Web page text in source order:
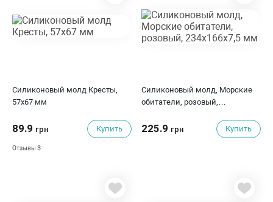
Силиконовый молд Кресты,
57х67 мм
89.9 грн Купить
Отзывы 3
Силиконовый молд, Морские
обитатели, розовый,
225.9 грн Купить